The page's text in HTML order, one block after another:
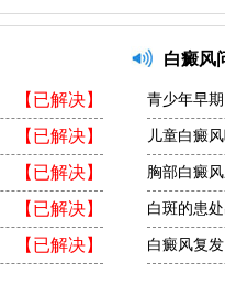
【已解决】
【已解决】
【已解决】
【已解决】
【已解决】
白癜风
青少年早
儿童白癜
胸部白癜
白斑的患
白癜风复